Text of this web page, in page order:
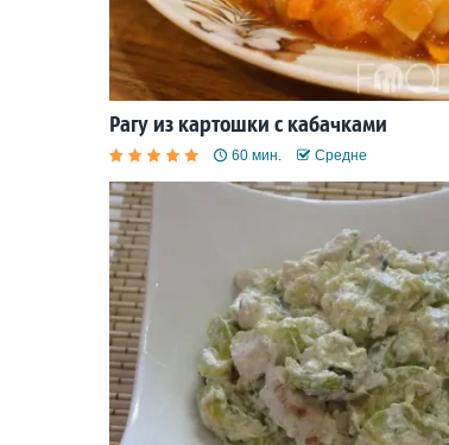
Рагу из картошки с кабачками
60 мин. Средне